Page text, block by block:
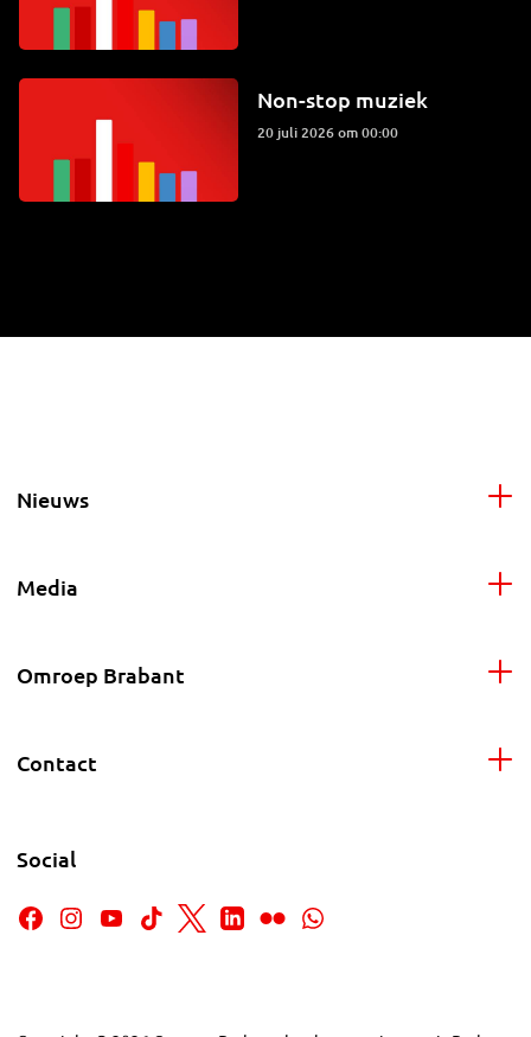
Non-stop muziek
20 juli 2026 om 00:00
Nieuws
Media
Omroep Brabant
Contact
Social